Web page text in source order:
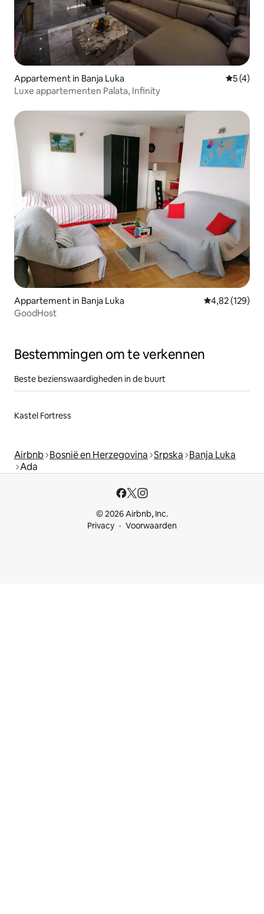
Appartement in Banja Luka
5 (4)
Luxe appartementen Palata, Infinity
Appartement in Banja Luka Gemiddelde
4,82 (129)
GoodHost
Bestemmingen om te verkennen
Beste bezienswaardigheden in de buurt
Kastel Fortress
Airbnb Bosnië en Herzegovina Srpska Banja Luka
Ada
© 2026 Airbnb, Inc.
Privacy
Voorwaarden